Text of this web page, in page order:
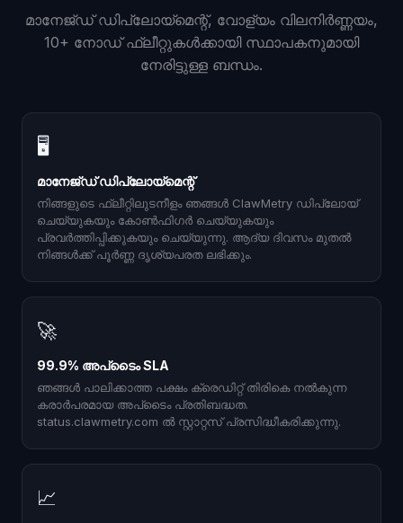
മാനേജ്ഡ് ഡിപ്ലോയ്മെന്റ്, വോള്യം വിലനിർണ്ണയം,
10+ നോഡ് ഫ്ലീറ്റുകൾക്കായി സ്ഥാപകനുമായി
നേരിട്ടുള്ള ബന്ധം.
🖥
മാനേജ്ഡ് ഡിപ്ലോയ്മെന്റ്
നിങ്ങളുടെ ഫ്ലീറ്റിലുടനീളം ഞങ്ങൾ ClawMetry ഡിപ്ലോയ്
ചെയ്യുകയും കോൺഫിഗർ ചെയ്യുകയും
പ്രവർത്തിപ്പിക്കുകയും ചെയ്യുന്നു. ആദ്യ ദിവസം മുതൽ
നിങ്ങൾക്ക് പൂർണ്ണ ദൃശ്യപരത ലഭിക്കും.
🚀
99.9% അപ്‌ടൈം SLA
ഞങ്ങൾ പാലിക്കാത്ത പക്ഷം ക്രെഡിറ്റ് തിരികെ നൽകുന്ന
കരാർപരമായ അപ്‌ടൈം പ്രതിബദ്ധത.
status.clawmetry.com ൽ സ്റ്റാറ്റസ് പ്രസിദ്ധീകരിക്കുന്നു.
📈